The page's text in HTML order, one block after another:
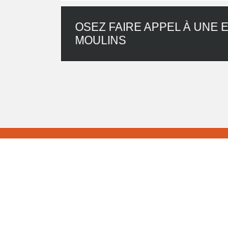
OSEZ FAIRE APPEL À UNE
MOULINS